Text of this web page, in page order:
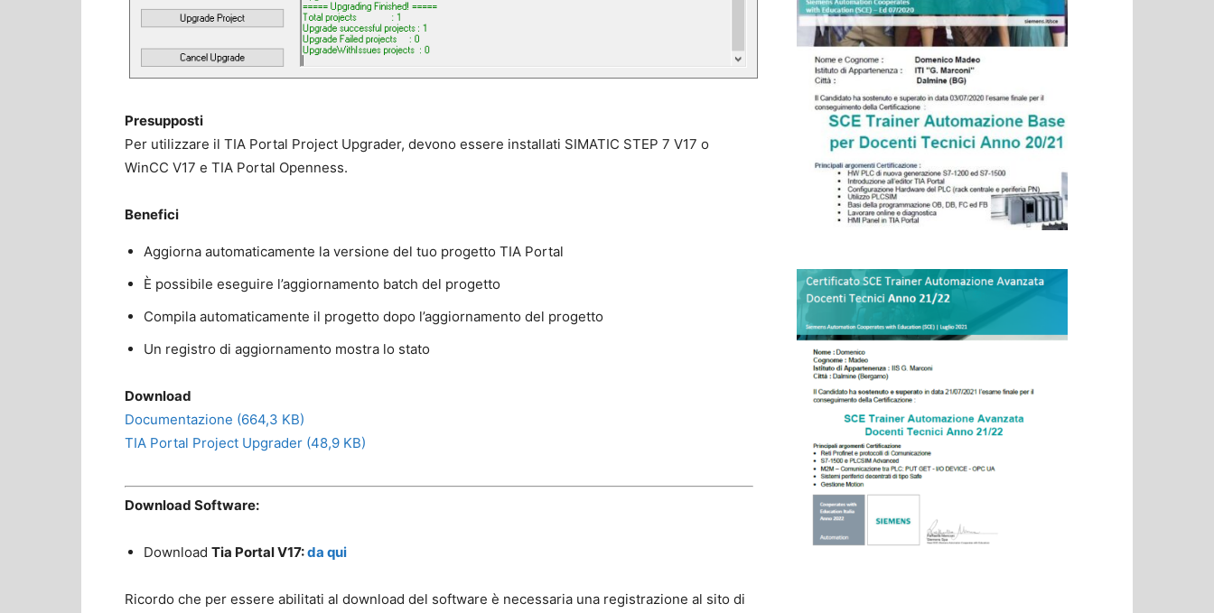
Presupposti
Per utilizzare il TIA Portal Project Upgrader, devono essere installati SIMATIC STEP 7 V17 o
WinCC V17 e TIA Portal Openness.
Benefici
Aggiorna automaticamente la versione del tuo progetto TIA Portal
È possibile eseguire l’aggiornamento batch del progetto
Compila automaticamente il progetto dopo l’aggiornamento del progetto
Un registro di aggiornamento mostra lo stato
Download
Documentazione (664,3 KB)
TIA Portal Project Upgrader (48,9 KB)
Download Software:
Download Tia Portal V17:da qui
Ricordo che per essere abilitati al download del software è necessaria una registrazione al sito di